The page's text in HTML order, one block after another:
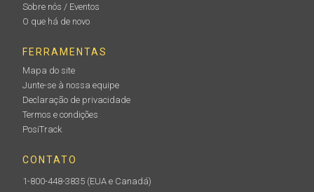
Presilha para cinto
Clipe de cinto para corpos de medidores PosiTector
Sobre nós / Eventos
O que há de novo
FERRAMENTAS
Mapa do site
Junte-se à nossa equipe
Declaração de privacidade
Termos e condições
PosiTrack
CONTATO
1-800-448-3835 (EUA e Canadá)